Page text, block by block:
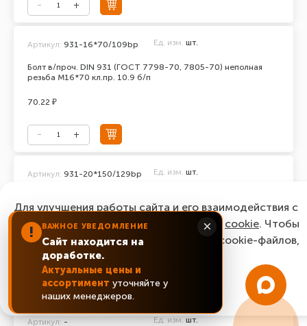
Болт в/проч. DIN 931 (ГОСТ 7798-70, 7805-70) неполная
резьба М16*70 кл.пр. 10.9 б/п
Артикул: 931-16*70/109bp Ед. изм. шт.
70.22 ₽
резьба М20*150 кл.пр. 12.9 б/п
Артикул: 931-20*150/129bp Ед. изм. шт.
последняя цена:
493.92 ₽
Уточнить цену
Артикул: - Ед. изм. шт.
! ВАЖНОЕ УВЕДОМЛЕНИЕ
Сайт находится на
доработке.
Актуальные цены и
ассортимент уточняйте у
наших менеджеров.
×
Для улучшения работы сайта и его взаимодействия с
пользователями мы используем файлы cookie. Чтобы
согласиться с нашим использованием cookie-файлов,
нажмите “Ок, понятно!”
ОК, понятно!